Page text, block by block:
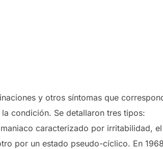
y otros síntomas que
condición. Se detallaron tres tipos:
caracterizado por irritabilidad, el
por un estado pseudo-cíclico. En